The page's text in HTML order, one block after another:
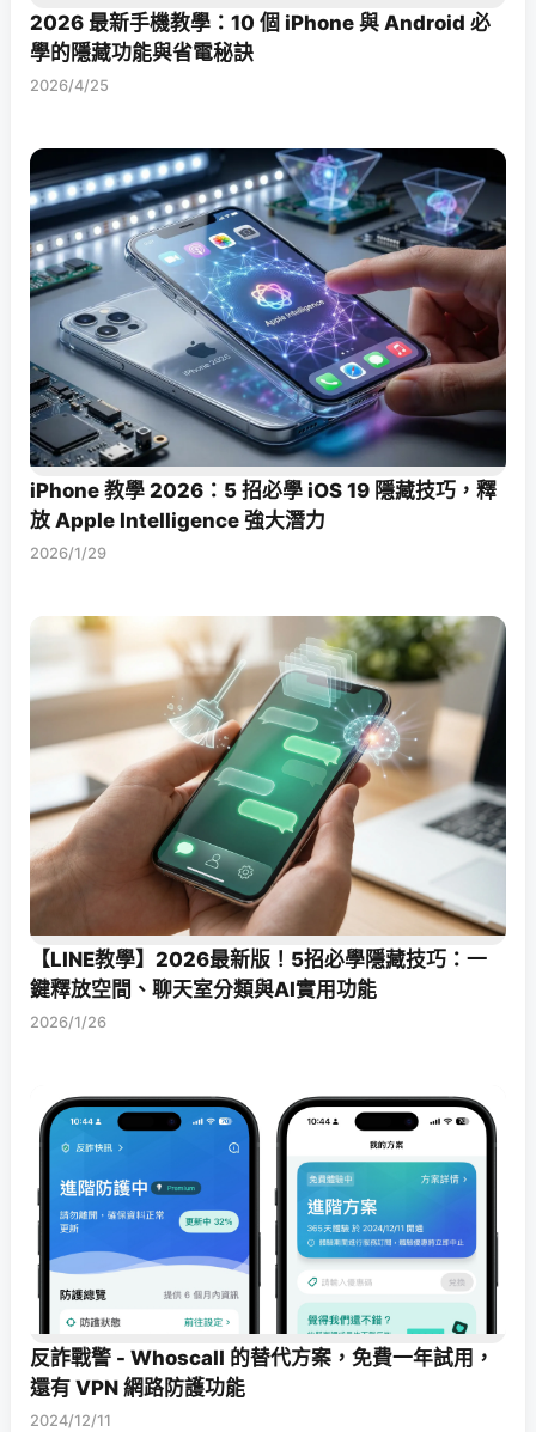
2026 最新手機教學：10 個 iPhone 與 Android 必
學的隱藏功能與省電秘訣
2026/4/25
iPhone 教學 2026：5 招必學 iOS 19 隱藏技巧，釋
放 Apple Intelligence 強大潛力
2026/1/29
【LINE教學】2026最新版！5招必學隱藏技巧：一
鍵釋放空間、聊天室分類與AI實用功能
2026/1/26
反詐戰警 - Whoscall 的替代方案，免費一年試用，
還有 VPN 網路防護功能
2024/12/11